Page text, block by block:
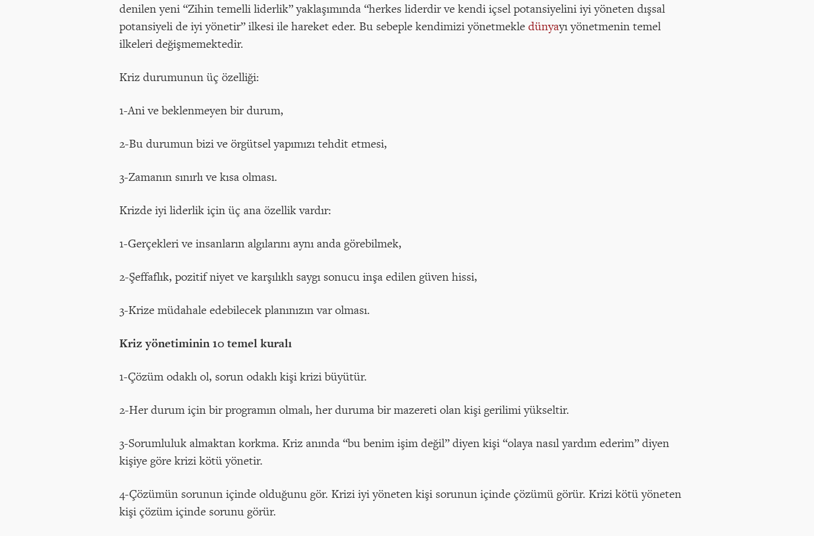
denilen yeni “Zihin temelli liderlik” yaklaşımında “herkes liderdir ve kendi içsel potansiyelini iyi yöneten dışsal
potansiyeli de iyi yönetir” ilkesi ile hareket eder. Bu sebeple kendimizi yönetmekledünyayı yönetmenin temel
ilkeleri değişmemektedir.
Kriz durumunun üç özelliği:
1-Ani ve beklenmeyen bir durum,
2-Bu durumun bizi ve örgütsel yapımızı tehdit etmesi,
3-Zamanın sınırlı ve kısa olması.
Krizde iyi liderlik için üç ana özellik vardır:
1-Gerçekleri ve insanların algılarını aynı anda görebilmek,
2-Şeffaflık, pozitif niyet ve karşılıklı saygı sonucu inşa edilen güven hissi,
3-Krize müdahale edebilecek planınızın var olması.
Kriz yönetiminin 10 temel kuralı
1-Çözüm odaklı ol, sorun odaklı kişi krizi büyütür.
2-Her durum için bir programın olmalı, her duruma bir mazereti olan kişi gerilimi yükseltir.
3-Sorumluluk almaktan korkma. Kriz anında “bu benim işim değil” diyen kişi “olaya nasıl yardım ederim” diyen
kişiye göre krizi kötü yönetir.
4-Çözümün sorunun içinde olduğunu gör. Krizi iyi yöneten kişi sorunun içinde çözümü görür. Krizi kötü yöneten
kişi çözüm içinde sorunu görür.